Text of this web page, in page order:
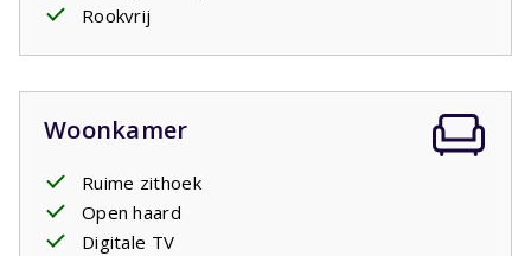
Rookvrij
Woonkamer
Ruime zithoek
Open haard
Digitale TV